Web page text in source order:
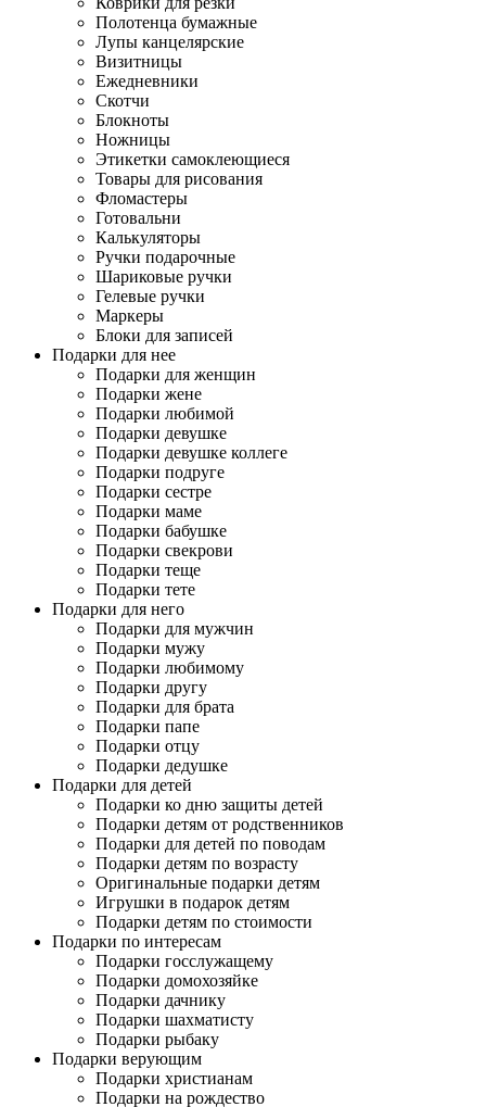
Полотенца бумажные
Лупы канцелярские
Визитницы
Ежедневники
Скотчи
Блокноты
Ножницы
Этикетки самоклеющиеся
Товары для рисования
Фломастеры
Готовальни
Калькуляторы
Ручки подарочные
Шариковые ручки
Гелевые ручки
Маркеры
Блоки для записей
Подарки для нее
Подарки для женщин
Подарки жене
Подарки любимой
Подарки девушке
Подарки девушке коллеге
Подарки подруге
Подарки сестре
Подарки маме
Подарки бабушке
Подарки свекрови
Подарки теще
Подарки тете
Подарки для него
Подарки для мужчин
Подарки мужу
Подарки любимому
Подарки другу
Подарки для брата
Подарки папе
Подарки отцу
Подарки дедушке
Подарки для детей
Подарки ко дню защиты детей
Подарки детям от родственников
Подарки для детей по поводам
Подарки детям по возрасту
Оригинальные подарки детям
Игрушки в подарок детям
Подарки детям по стоимости
Подарки по интересам
Подарки госслужащему
Подарки домохозяйке
Подарки дачнику
Подарки шахматисту
Подарки рыбаку
Подарки верующим
Подарки христианам
Подарки на рождество